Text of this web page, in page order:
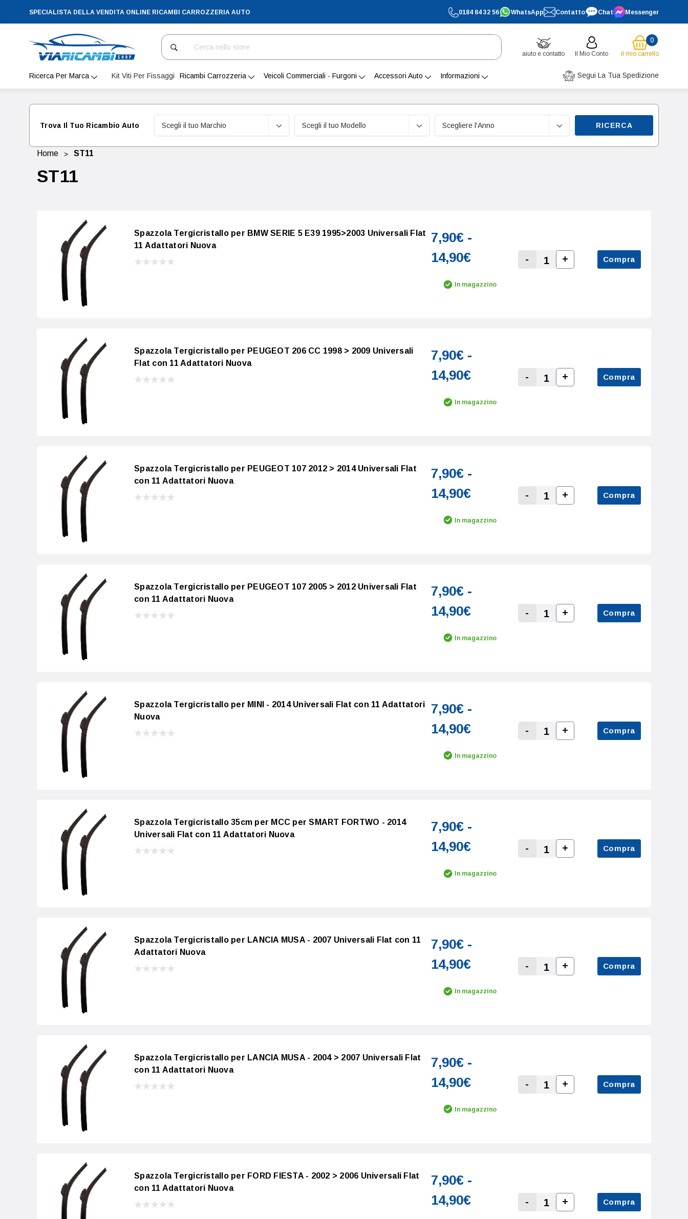
SPECIALISTA DELLA VENDITA ONLINE RICAMBI CARROZZERIA AUTO 0184 84 32 56 WhatsApp Contatto Chat Messenger
Cerca
aiuto e contatto Il Mio Conto
0
il mio carrello
Ricerca Per Marca Kit Viti Per Fissaggi Ricambi Carrozzeria Veicoli Commerciali - Furgoni Accessori Auto Informazioni Segui La Tua Spedizione
Trova Il Tuo Ricambio Auto RICERCA
Home ST11
ST11
Spazzola Tergicristallo per BMW SERIE 5 E39 1995>2003 Universali Flat
11 Adattatori Nuova
7,90€ -
14,90€
In magazzino
Decrease Quantity:
-
Increase Quantity:
+ Compra
Spazzola Tergicristallo per PEUGEOT 206 CC 1998 > 2009 Universali
Flat con 11 Adattatori Nuova
7,90€ -
14,90€
In magazzino
Decrease Quantity:
-
Increase Quantity:
+ Compra
Spazzola Tergicristallo per PEUGEOT 107 2012 > 2014 Universali Flat
con 11 Adattatori Nuova
7,90€ -
14,90€
In magazzino
Decrease Quantity:
-
Increase Quantity:
+ Compra
Spazzola Tergicristallo per PEUGEOT 107 2005 > 2012 Universali Flat
con 11 Adattatori Nuova
7,90€ -
14,90€
In magazzino
Decrease Quantity:
-
Increase Quantity:
+ Compra
Spazzola Tergicristallo per MINI - 2014 Universali Flat con 11 Adattatori
Nuova
7,90€ -
14,90€
In magazzino
Decrease Quantity:
-
Increase Quantity:
+ Compra
Spazzola Tergicristallo 35cm per MCC per SMART FORTWO - 2014
Universali Flat con 11 Adattatori Nuova
7,90€ -
14,90€
In magazzino
Decrease Quantity:
-
Increase Quantity:
+ Compra
Spazzola Tergicristallo per LANCIA MUSA - 2007 Universali Flat con 11
Adattatori Nuova
7,90€ -
14,90€
In magazzino
Decrease Quantity:
-
Increase Quantity:
+ Compra
Spazzola Tergicristallo per LANCIA MUSA - 2004 > 2007 Universali Flat
con 11 Adattatori Nuova
7,90€ -
14,90€
In magazzino
Decrease Quantity:
-
Increase Quantity:
+ Compra
Spazzola Tergicristallo per FORD FIESTA - 2002 > 2006 Universali Flat
con 11 Adattatori Nuova
7,90€ -
14,90€
Decrease Quantity:
-
Increase Quantity:
+ Compra